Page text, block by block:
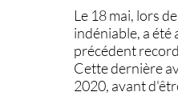
Le 18 mai, lors
indéniable, a été
précédent
Cette dernière
2020, avant